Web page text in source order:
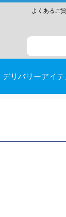
よくあるご
デリバリーアイテ